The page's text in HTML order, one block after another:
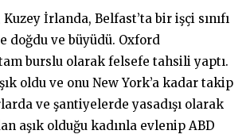
İrlanda, Belfast’ta bir işçi sınıfı
doğdu ve büyüdü. Oxford
burslu olarak felsefe tahsili yaptı.
oldu ve onu New York’a kadar takip
ve şantiyelerde yasadışı olarak
aşık olduğu kadınla evlenip ABD